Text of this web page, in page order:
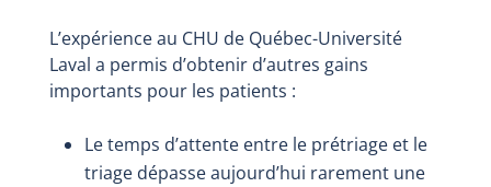
L’expérience au CHU de Québec-Université
Laval a permis d’obtenir d’autres gains
importants pour les patients :
Le temps d’attente entre le prétriage et le
triage dépasse aujourd’hui rarement une